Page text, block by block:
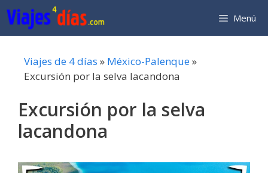
Saltar
al
contenido
Menú
Viajes de 4 días » México-Palenque»
Excursión por la selva lacandona
Excursión por la selva
lacandona